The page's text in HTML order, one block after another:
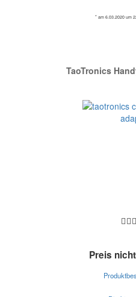
* am 6.03.2020 um
TaoTronics
Preis